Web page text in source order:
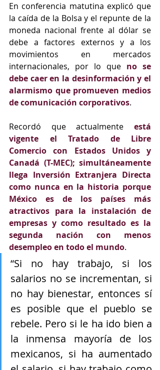
En conferencia matutina explicó que
la caída de la Bolsa y el repunte de la
moneda nacional frente al dólar se
debe a factores externos y a los
movimientos en mercados
internacionales, por lo que no se
debe caer en la desinformación y el
alarmismo que promueven medios
de comunicación corporativos.
Recordó que actualmente está
vigente el Tratado de Libre
Comercio con Estados Unidos y
Canadá (T-MEC); simultáneamente
llega Inversión Extranjera Directa
como nunca en la historia porque
México es de los países más
atractivos para la instalación de
empresas y como resultado es la
segunda nación con menos
desempleo en todo el mundo.
“Si no hay trabajo, si los
salarios no se incrementan, si
no hay bienestar, entonces sí
es posible que el pueblo se
rebele. Pero si le ha ido bien a
la inmensa mayoría de los
mexicanos, si ha aumentado